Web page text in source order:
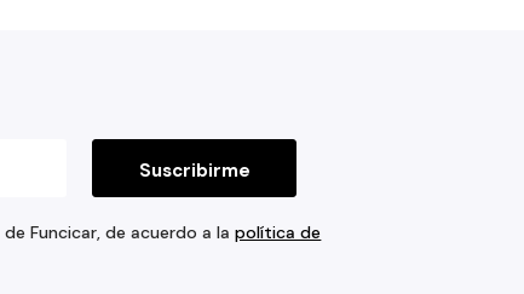
Funcicar, de acuerdo a lapolítica de